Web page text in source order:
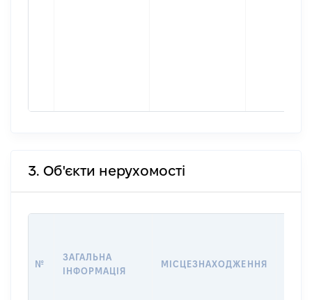
3. Об'єкти нерухомості
№
ЗАГАЛЬНА
ІНФОРМАЦІЯ
МІСЦЕЗНАХОДЖЕННЯ